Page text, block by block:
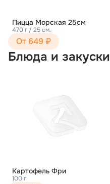
Пицца Морская 25см
470 г / 25 см.
От 649 ₽
Блюда и закуски
Картофель Фри
100 г